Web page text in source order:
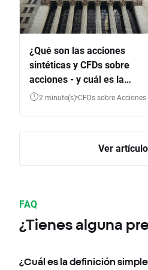
¿Qué son las acciones
sintéticas y CFDs sobre
acciones - y cuál es la
diferencia?
2 minute(s) CFDs sobre Acciones
Ver
FAQ
¿Tienes alguna
¿Cuál es la definición